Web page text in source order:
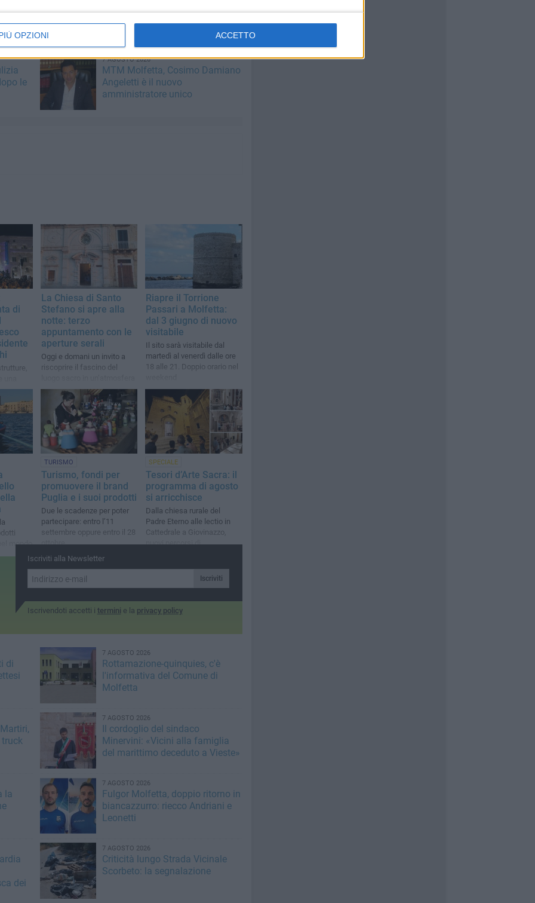
OPZIONI ACCETTO
le
7 AGOSTO 2026
MTM Molfetta, Cosimo Damiano
Angeletti è il nuovo
amministratore unico
di
la
La Chiesa di Santo
Stefano si apre alla
notte: terzo
appuntamento con le
aperture serali
Oggi e domani un invito a
riscoprire il fascino del
unica
Riapre il Torrione
Passari a Molfetta:
dal 3 giugno di nuovo
visitabile
Il sito sarà visitabile dal
martedì al venerdì dalle ore
18 alle 21. Doppio orario nel
mondo
TURISMO
Turismo, fondi per
promuovere il brand
Puglia e i suoi prodotti
Due le scadenze per poter
partecipare: entro l’11
settembre oppure entro il 28
ottobre
SPECIALE
Tesori d’Arte Sacra: il
programma di agosto
si arricchisce
Dalla chiesa rurale del
Padre Eterno alle lectio in
Cattedrale a Giovinazzo,
nuovi percorsi di
Iscriviti alla Newsletter
Iscriviti
Iscrivendoti accetti i termini e la privacy policy
di
7 AGOSTO 2026
Rottamazione-quinquies, c'è
l'informativa del Comune di
Molfetta
7 AGOSTO 2026
Il cordoglio del sindaco
Minervini: «Vicini alla famiglia
del marittimo deceduto a Vieste»
la
7 AGOSTO 2026
Fulgor Molfetta, doppio ritorno in
biancazzurro: riecco Andriani e
Leonetti
dei
7 AGOSTO 2026
Criticità lungo Strada Vicinale
Scorbeto: la segnalazione